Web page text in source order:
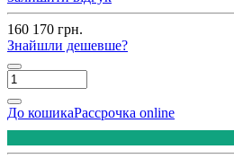
160 170 грн.
Знайшли дешевше?
До кошикаРассрочка online